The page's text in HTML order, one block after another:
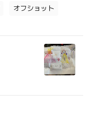
オフショット